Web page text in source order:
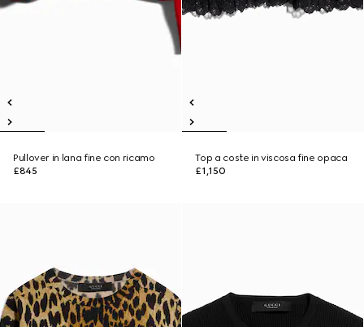
Pullover in lana fine con ricamo
£845
Top a coste in viscosa fine opaca
£1,150